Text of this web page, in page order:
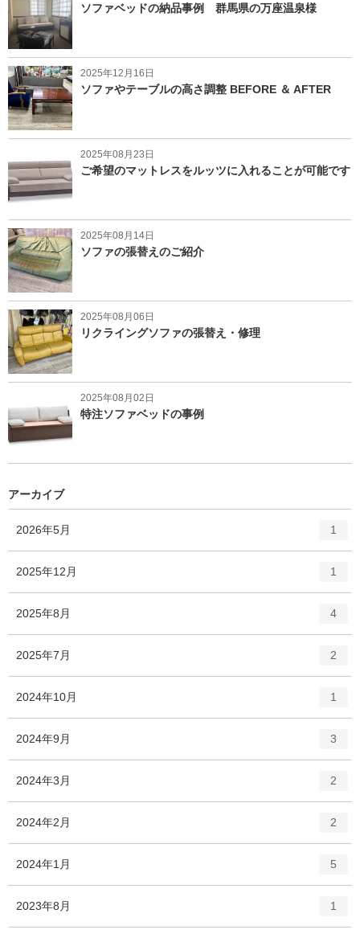
ソファベッドの納品事例 群馬県の万座温泉様
2025年12月16日
ソファやテーブルの高さ調整 BEFORE ＆ AFTER
2025年08月23日
ご希望のマットレスをルッツに入れることが可能です
2025年08月14日
ソファの張替えのご紹介
2025年08月06日
リクライングソファの張替え・修理
2025年08月02日
特注ソファベッドの事例
アーカイブ
2026年5月
リ
ー
1
2025年12月
ー
1
2025年8月
ー
数
4
2025年7月
リ
ー
2
2024年10月
ー
1
2024年9月
ー
3
2024年3月
ー
2
2024年2月
ー
2
2024年1月
ー
5
2023年8月 1